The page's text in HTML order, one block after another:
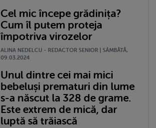
Cel mic începe grădinița?
Cum îl putem proteja
împotriva virozelor
ALINA NEDELCU - REDACTOR SENIOR | SÂMBĂTĂ,
09.03.2024
Unul dintre cei mai mici
bebeluși prematuri din lume
s-a născut la 328 de grame.
Este extrem de mică, dar
luptă să trăiască